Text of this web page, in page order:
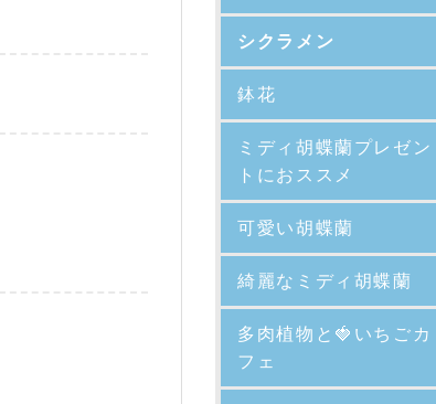
シクラメン
鉢花
ミディ胡蝶蘭プレゼン
トにおススメ
可愛い胡蝶蘭
綺麗なミディ胡蝶蘭
多肉植物と🍓いちごカ
フェ